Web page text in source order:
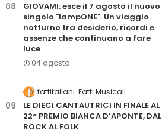
GIOVAMI: esce il 7 agosto il nuovo
singolo "lampONE". Un viaggio
notturno tra desiderio, ricordi e
assenze che continuano a fare
luce
04 agosto
fattitaliani Fatti Musicali
LE DIECI CANTAUTRICI IN FINALE AL
22° PREMIO BIANCA D’APONTE, DAL
ROCK AL FOLK